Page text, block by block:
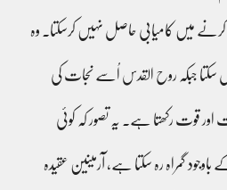
میں کامیابی حاصل نہیں کرسکتا۔ وہ
سکتا جبکہ روح القدس اُسے نجات کی
قوت رکھتا ہے۔ یہ تصور کہ کوئی
گمراہ رہ سکتا ہے، آرمینین عقیدہ